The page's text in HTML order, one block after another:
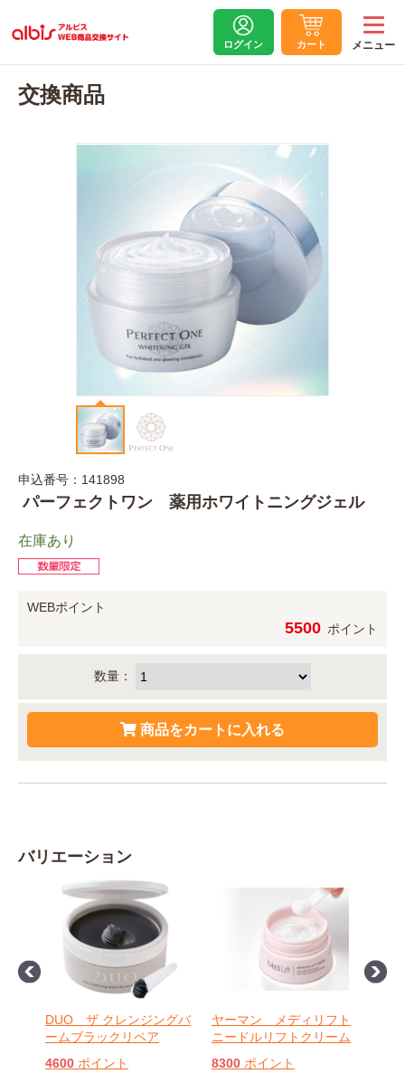
ログイン カート
交換商品
申込番号：141898
パーフェクトワン 薬用ホワイトニングジェル
在庫あり
WEBポイント
5500 ポイント
数量：
バリエーション
DUO ザ クレンジングバ
ームブラックリペア
4600 ポイント
ヤーマン メディリフト
ニードルリフトクリーム
8300 ポイント